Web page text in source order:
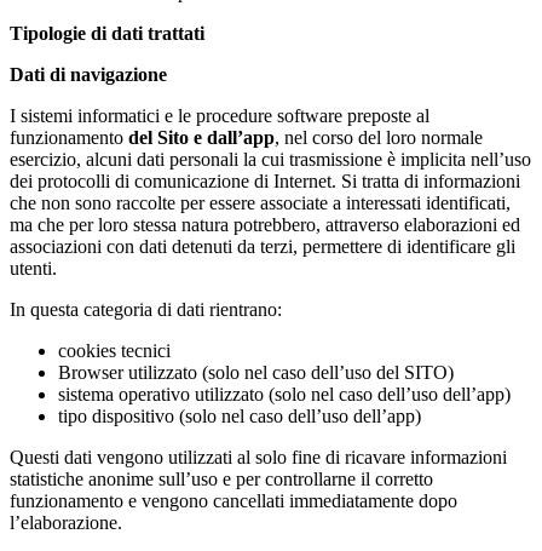
Tipologie di dati trattati
Dati di navigazione
I sistemi informatici e le procedure software preposte al
funzionamento del Sito e dall’app, nel corso del loro normale
esercizio, alcuni dati personali la cui trasmissione è implicita nell’uso
dei protocolli di comunicazione di Internet. Si tratta di informazioni
che non sono raccolte per essere associate a interessati identificati,
ma che per loro stessa natura potrebbero, attraverso elaborazioni ed
associazioni con dati detenuti da terzi, permettere di identificare gli
utenti.
In questa categoria di dati rientrano:
cookies tecnici
Browser utilizzato (solo nel caso dell’uso del SITO)
sistema operativo utilizzato (solo nel caso dell’uso dell’app)
tipo dispositivo (solo nel caso dell’uso dell’app)
Questi dati vengono utilizzati al solo fine di ricavare informazioni
statistiche anonime sull’uso e per controllarne il corretto
funzionamento e vengono cancellati immediatamente dopo
l’elaborazione.